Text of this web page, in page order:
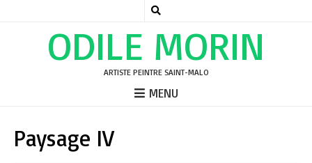
ODILE MORIN
ARTISTE PEINTRE SAINT-MALO
MENU
Paysage IV